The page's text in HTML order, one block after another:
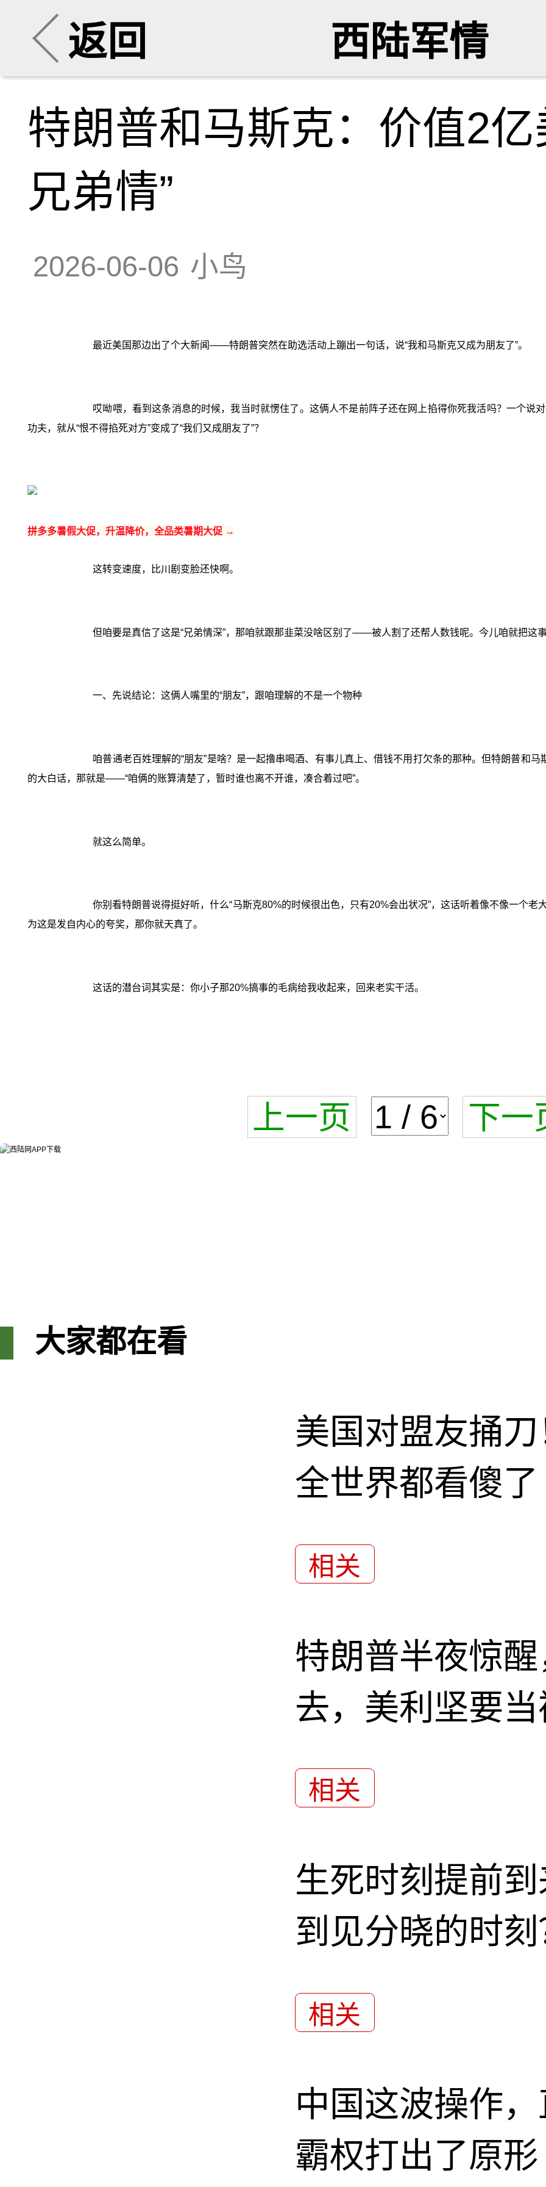
返回 西陆军情
特朗普和马斯克：价值2亿
兄弟情”
2026-06-06 小鸟
最近美国那边出了个大新闻——特朗普突然在助选活动上蹦出一句话，说“我和马斯克又成为朋友了”。
哎呦喂，看到这条消息的时候，我当时就愣住了。这俩人不是前阵子还在网上掐得你死我活吗？一个说
功夫，就从“恨不得掐死对方”变成了“我们又成朋友了”？
拼多多暑假大促，升温降价，全品类暑期大促 →
这转变速度，比川剧变脸还快啊。
但咱要是真信了这是“兄弟情深”，那咱就跟那韭菜没啥区别了——被人割了还帮人数钱呢。今儿咱就把这
一、先说结论：这俩人嘴里的“朋友”，跟咱理解的不是一个物种
咱普通老百姓理解的“朋友”是啥？是一起撸串喝酒、有事儿真上、借钱不用打欠条的那种。但特朗普和
的大白话，那就是——“咱俩的账算清楚了，暂时谁也离不开谁，凑合着过吧”。
就这么简单。
你别看特朗普说得挺好听，什么“马斯克80%的时候很出色，只有20%会出状况”，这话听着像不像一个
为这是发自内心的夸奖，那你就天真了。
这话的潜台词其实是：你小子那20%搞事的毛病给我收起来，回来老实干活。
上一页 下一
大家都在看
美国对盟友捅
全世界都看傻了
相关
特朗普半夜惊
去，美利坚要
相关
生死时刻提前
到见分晓的时
相关
中国这波操作
霸权打出了原形